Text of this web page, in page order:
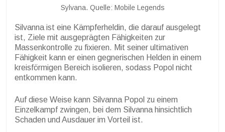
Sylvana. Quelle: Mobile Legends
Silvanna ist eine Kämpferheldin, die darauf ausgelegt
ist, Ziele mit ausgeprägten Fähigkeiten zur
Massenkontrolle zu fixieren. Mit seiner ultimativen
Fähigkeit kann er einen gegnerischen Helden in einem
kreisförmigen Bereich isolieren, sodass Popol nicht
entkommen kann.
Auf diese Weise kann Silvanna Popol zu einem
Einzelkampf zwingen, bei dem Silvanna hinsichtlich
Schaden und Ausdauer im Vorteil ist.